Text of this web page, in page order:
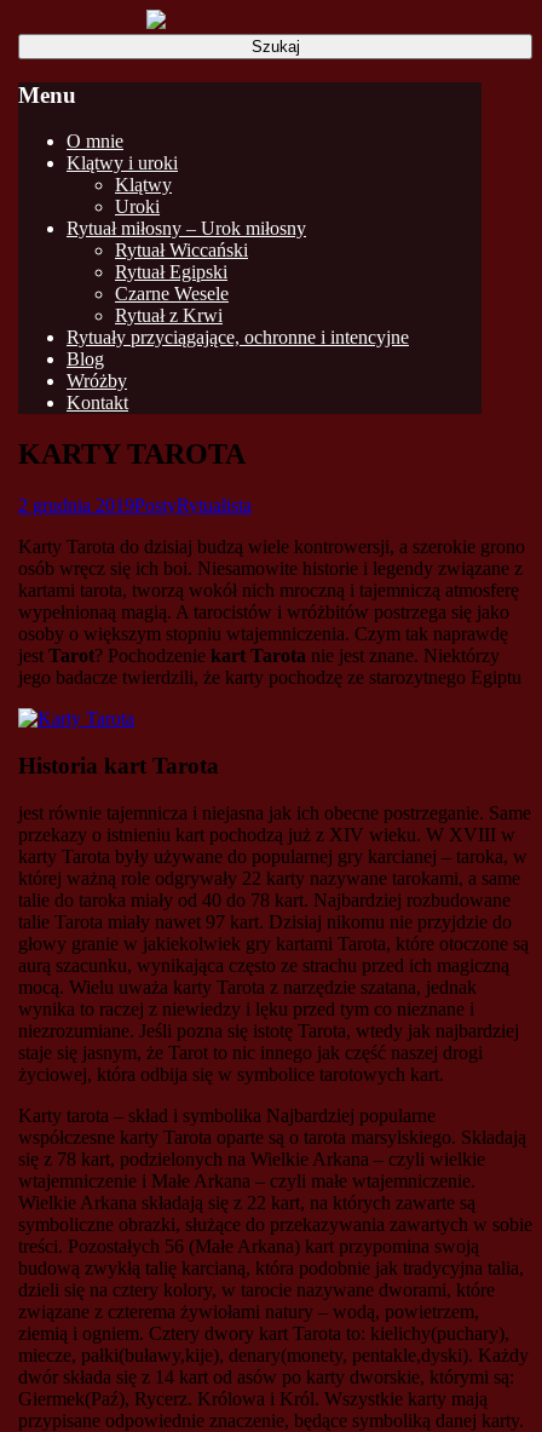
Szukaj:
Menu
Skip
O mnie
Klątwy i uroki
Klątwy
Uroki
Rytuał miłosny – Urok miłosny
Rytuał Wiccański
Rytuał Egipski
Czarne Wesele
Rytuał z Krwi
Rytuały przyciągające, ochronne i intencyjne
Blog
Wróżby
Kontakt
KARTY TAROTA
2 grudnia 2019PostyRytualista
Karty Tarota do dzisiaj budzą wiele kontrowersji, a szerokie grono
osób wręcz się ich boi. Niesamowite historie i legendy związane z
kartami tarota, tworzą wokół nich mroczną i tajemniczą atmosferę
wypełnionaą magią. A tarocistów i wróżbitów postrzega się jako
osoby o większym stopniu wtajemniczenia. Czym tak naprawdę
jest Tarot? Pochodzenie kart Tarota nie jest znane. Niektórzy
jego badacze twierdzili, że karty pochodzę ze starozytnego Egiptu
Historia kart Tarota
jest równie tajemnicza i niejasna jak ich obecne postrzeganie. Same
przekazy o istnieniu kart pochodzą już z XIV wieku. W XVIII w
karty Tarota były używane do popularnej gry karcianej – taroka, w
której ważną role odgrywały 22 karty nazywane tarokami, a same
talie do taroka miały od 40 do 78 kart. Najbardziej rozbudowane
talie Tarota miały nawet 97 kart. Dzisiaj nikomu nie przyjdzie do
głowy granie w jakiekolwiek gry kartami Tarota, które otoczone są
aurą szacunku, wynikająca często ze strachu przed ich magiczną
mocą. Wielu uważa karty Tarota z narzędzie szatana, jednak
wynika to raczej z niewiedzy i lęku przed tym co nieznane i
niezrozumiane. Jeśli pozna się istotę Tarota, wtedy jak najbardziej
staje się jasnym, że Tarot to nic innego jak część naszej drogi
życiowej, która odbija się w symbolice tarotowych kart.
Karty tarota – skład i symbolika Najbardziej popularne
współczesne karty Tarota oparte są o tarota marsylskiego. Składają
się z 78 kart, podzielonych na Wielkie Arkana – czyli wielkie
wtajemniczenie i Małe Arkana – czyli małe wtajemniczenie.
Wielkie Arkana składają się z 22 kart, na których zawarte są
symboliczne obrazki, służące do przekazywania zawartych w sobie
treści. Pozostałych 56 (Małe Arkana) kart przypomina swoją
budową zwykłą talię karcianą, która podobnie jak tradycyjna talia,
dzieli się na cztery kolory, w tarocie nazywane dworami, które
związane z czterema żywiołami natury – wodą, powietrzem,
ziemią i ogniem. Cztery dwory kart Tarota to: kielichy(puchary),
miecze, pałki(buławy,kije), denary(monety, pentakle,dyski). Każdy
dwór składa się z 14 kart od asów po karty dworskie, którymi są:
Giermek(Paź), Rycerz. Królowa i Król. Wszystkie karty mają
przypisane odpowiednie znaczenie, będące symboliką danej karty.